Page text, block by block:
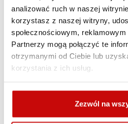
analizować ruch w naszej
korzystasz z naszej witryny,
społecznościowym,
Partnerzy mogą połączyć te
otrzymanymi od Ciebie lub
korzystania z ich usług.
Zezwól na
 Prawidłowo zwijaj linę – po
równomiernie nawijaj linę na
i krzyżowania się zwojów.
Konserwacja i
Lina syntetyczna, mimo że
ją dokładnie obejrzeć –
była najbardziej obciążona.